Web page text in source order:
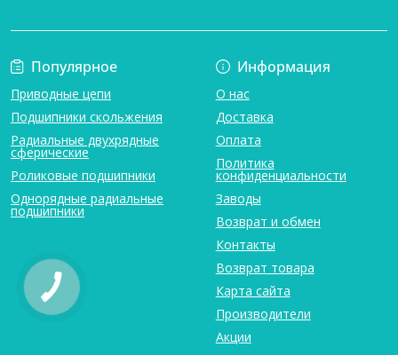
Популярное
Приводные цепи
Подшипники скольжения
Радиальные двухрядные
сферические
Роликовые подшипники
Однорядные радиальные
подшипники
Информация
О нас
Доставка
Оплата
Политика
конфиденциальности
Заводы
Возврат и обмен
Контакты
Возврат товара
Карта сайта
Производители
Акции